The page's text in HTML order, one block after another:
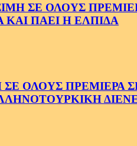
ΟΛΟΥΣ ΠΡΕΜΙΕΡΑ
ΠΑΕΙ Η ΕΛΠΙΔΑ
ΠΡΕΜΙΕΡΑ